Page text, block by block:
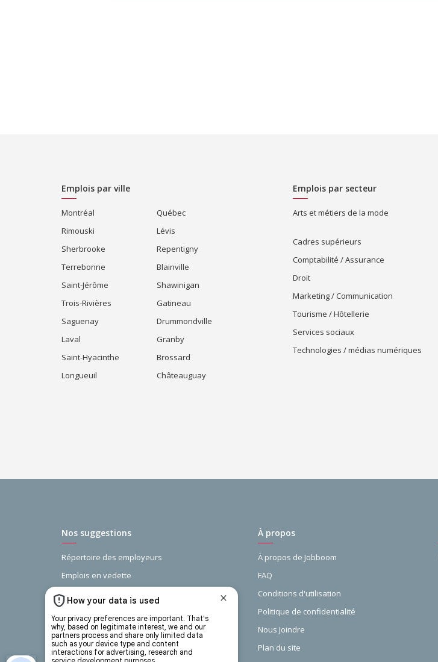
Emplois par ville
Montréal
Québec
Rimouski
Lévis
Sherbrooke
Repentigny
Terrebonne
Blainville
Saint-Jérôme
Shawinigan
Trois-Rivières
Gatineau
Saguenay
Drummondville
Laval
Granby
Saint-Hyacinthe
Brossard
Longueuil
Châteauguay
Emplois par secteur
Arts et métiers de la mode
Cadres supérieurs
Comptabilité / Assurance
Droit
Marketing / Communication
Tourisme / Hôtellerie
Services sociaux
Technologies / médias numériques
Nos suggestions
Répertoire des employeurs
Emplois en vedette
Guide de la recherche d’emploi
Les carrières d'avenir
À propos
À propos de Jobboom
FAQ
Conditions d'utilisation
Politique de confidentialité
Nous Joindre
Plan du site